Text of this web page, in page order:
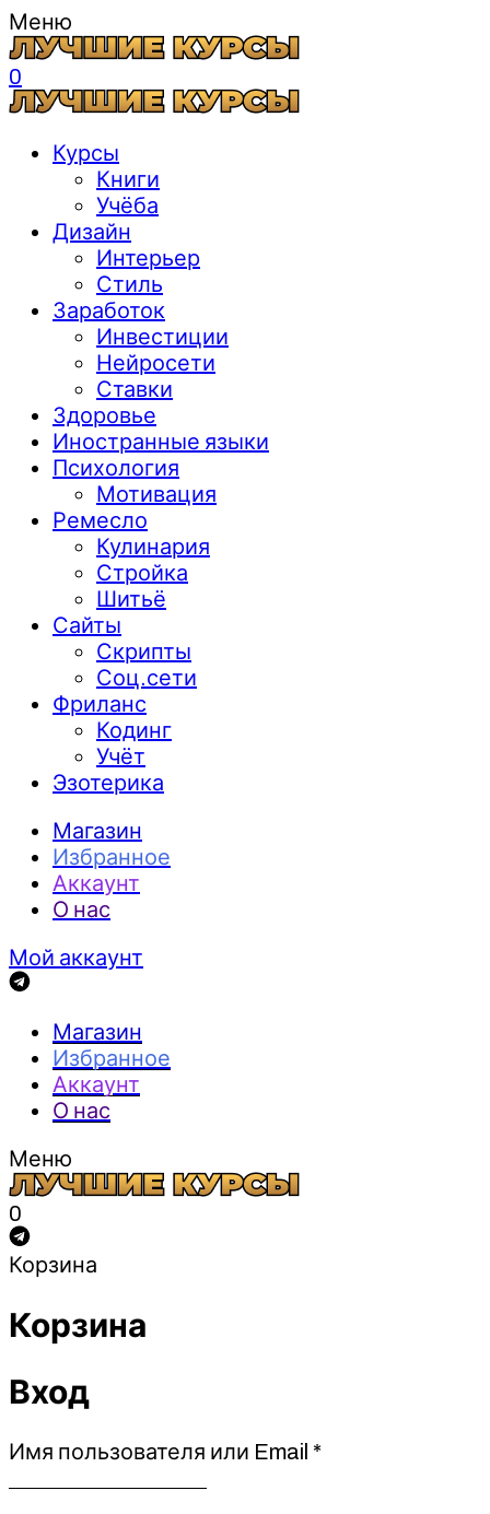
Меню
0
Курсы
Книги
Учёба
Дизайн
Интерьер
Стиль
Заработок
Инвестиции
Нейросети
Ставки
Здоровье
Иностранные языки
Психология
Мотивация
Ремесло
Кулинария
Стройка
Шитьё
Сайты
Скрипты
Соц.сети
Фриланс
Кодинг
Учёт
Эзотерика
Магазин
Избранное
Аккаунт
О нас
Мой аккаунт
Магазин
Избранное
Аккаунт
О нас
Меню
0
Корзина
Корзина
Вход
Имя пользователя или Email *Обязательно